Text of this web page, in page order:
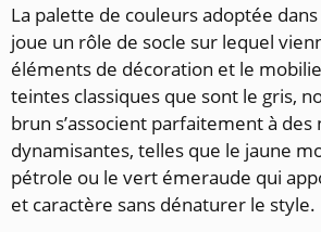
La palette de couleurs adoptée
joue un rôle de socle sur lequel
éléments de décoration et le
teintes classiques que sont le gris,
brun s’associent parfaitement à des
dynamisantes, telles que le jaune
pétrole ou le vert émeraude qui
et caractère sans dénaturer le style.